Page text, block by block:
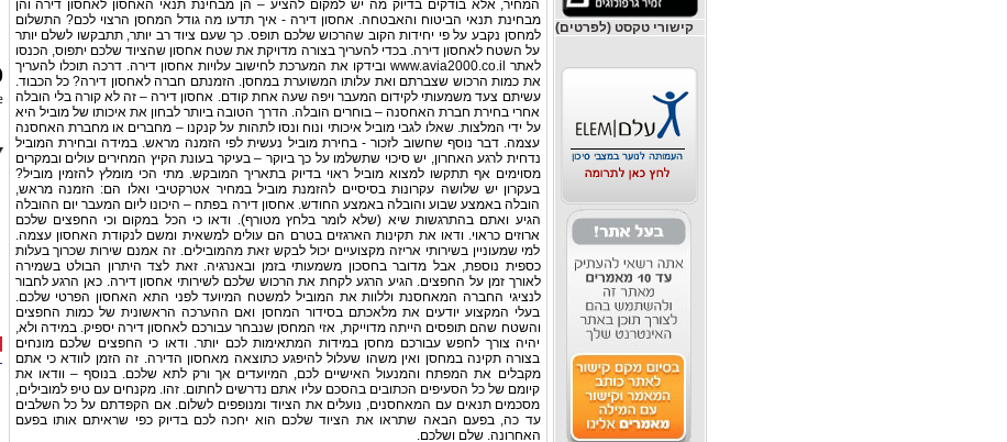
קישורי טקסט (לפרטים)
המחיר, אלא בודקים בדיוק מה יש למקום להציע – הן מבחינת תנאי האחסון לאחסון דירה והן
מבחינת תנאי הביטוח והאבטחה. אחסון דירה - איך תדעו מה גודל המחסן הרצוי לכם? התשלום
למחסן נקבע על פי יחידות הקוב שהרכוש שלכם תופס. כך שעם ציוד רב יותר, תתבקשו לשלם יותר
על השטח לאחסון דירה. בכדי להעריך בצורה מדויקת את שטח אחסון שהציוד שלכם יתפוס, הכנסו
לאתר www.avia2000.co.il ובידקו את המערכת לחישוב עלויות אחסון דירה. דרכה תוכלו להעריך
את כמות הרכוש שצברתם ואת עלותו המשוערת במחסן. הזמנתם חברה לאחסון דירה? כל הכבוד.
עשיתם צעד משמעותי לקידום המעבר ויפה שעה אחת קודם. אחסון דירה – זה לא קורה בלי הובלה
אחרי בחירת חברת האחסנה – בוחרים הובלה. הדרך הטובה ביותר לבחון את איכותו של מוביל היא
על ידי המלצות. שאלו לגבי מוביל איכותי ונוח ונסו לתהות על קנקנו – מחברים או מחברת האחסנה
עצמה. דבר נוסף שחשוב לזכור - בחירת מוביל נעשית לפי הזמנה מראש. במידה ובחירת המוביל
נדחית לרגע האחרון, יש סיכוי שתשלמו על כך ביוקר – בעיקר בעונת הקיץ המחירים עולים ובמקרים
מסוימים אף תתקשו למצוא מוביל ראוי בדיוק בתאריך המובקש. מתי הכי מומלץ להזמין מוביל?
בעקרון יש שלושה עקרונות בסיסיים להזמנת מוביל במחיר אטרקטיבי ואלו הם: הזמנה מראש,
הובלה באמצע שבוע והובלה באמצע החודש. אחסון דירה בפתח – היכונו ליום המעבר יום ההובלה
הגיע ואתם בהתרגשות שיא (שלא לומר בלחץ מטורף). ודאו כי הכל במקום וכי החפצים שלכם
ארוזים כראוי. ודאו את תקינות הארגזים בטרם הם עולים למשאית ומשם לנקודת האחסון עצמה.
למי שמעוניין בשירותי אריזה מקצועיים יכול לבקש זאת מהמובילים. זה אמנם שירות שכרוך בעלות
כספית נוספת, אבל מדובר בחסכון משמעותי בזמן ובאנרגיה. זאת לצד היתרון הבולט בשמירה
לאורך זמן על החפצים. הגיע הרגע לקחת את הרכוש שלכם לשירותי אחסון דירה. כאן הרגע לחבור
לנציגי החברה המאחסנת וללוות את המוביל למשטח המיועד לפני התא האחסון הפרטי שלכם.
בעלי המקצוע יודעים את מלאכתם בסידור המחסן ואם ההערכה הראשונית של כמות החפצים
והשטח שהם תופסים הייתה מדוייקת, אזי המחסן שנבחר עבורכם לאחסון דירה יספיק. במידה ולא,
יהיה צורך לחפש עבורכם מחסן במידות המתאימות לכם יותר. ודאו כי החפצים שלכם מונחים
בצורה תקינה במחסן ואין משהו שעלול להיפגע כתוצאה מאחסון הדירה. זה הזמן לוודא כי אתם
מקבלים את המפתח והמנעול האישיים לכם, המיועדים אך ורק לתא שלכם. בנוסף – וודאו את
קיומם של כל הסעיפים הכתובים בהסכם עליו אתם נדרשים לחתום. זהו. מקנחים עם טיפ למובילים,
מסכמים תנאים עם המאחסנים, נועלים את הציוד ומנופפים לשלום. אם הקפדתם על כל השלבים
עד כה, בפעם הבאה שתראו את הציוד שלכם הוא יחכה לכם בדיוק כפי שראיתם אותו בפעם
האחרונה. שלם ושלכם.